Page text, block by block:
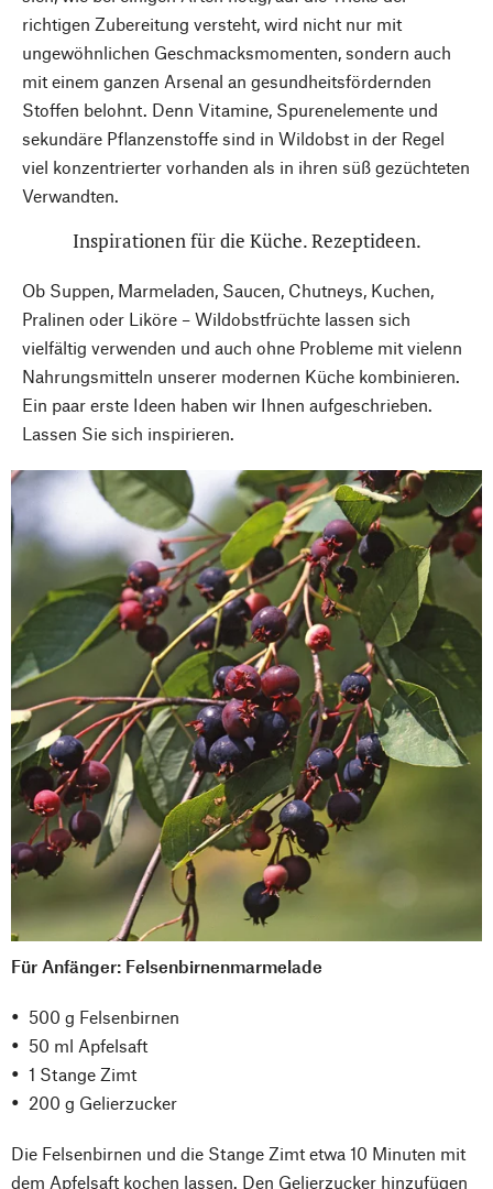
richtigen Zubereitung versteht, wird nicht nur mit
ungewöhnlichen Geschmacksmomenten, sondern auch
mit einem ganzen Arsenal an gesundheitsfördernden
Stoffen belohnt. Denn Vitamine, Spurenelemente und
sekundäre Pflanzenstoffe sind in Wildobst in der Regel
viel konzentrierter vorhanden als in ihren süß gezüchteten
Verwandten.
Inspirationen für die Küche. Rezeptideen.
Ob Suppen, Marmeladen, Saucen, Chutneys, Kuchen,
Pralinen oder Liköre – Wildobstfrüchte lassen sich
vielfältig verwenden und auch ohne Probleme mit vielenn
Nahrungsmitteln unserer modernen Küche kombinieren.
Ein paar erste Ideen haben wir Ihnen aufgeschrieben.
Lassen Sie sich inspirieren.
Für Anfänger: Felsenbirnenmarmelade
500 g Felsenbirnen
50 ml Apfelsaft
1 Stange Zimt
200 g Gelierzucker
Die Felsenbirnen und die Stange Zimt etwa 10 Minuten mit
dem Apfelsaft kochen lassen. Den Gelierzucker hinzufügen